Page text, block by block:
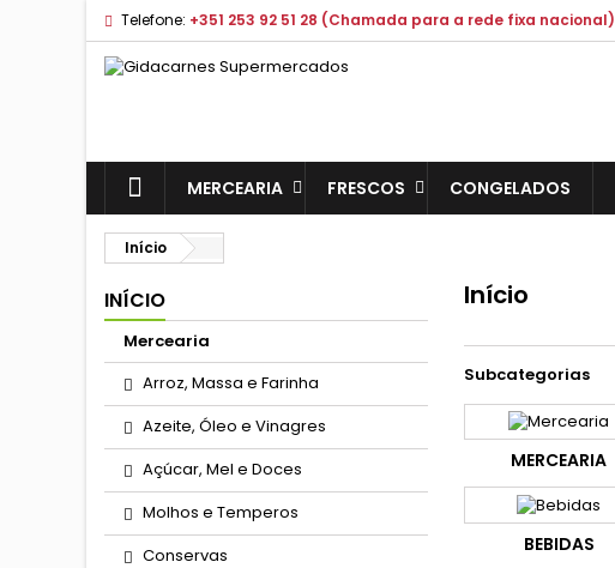
Telefone: +351 253 92 51 28 (Chamada para a rede fixa nacional)
MERCEARIA FRESCOS CONGELADOS
Início
INÍCIO
Mercearia
Arroz, Massa e Farinha
Azeite, Óleo e Vinagres
Açúcar, Mel e Doces
Molhos e Temperos
Conservas
Início
Subcategorias
MERCEARIA
BEBIDAS